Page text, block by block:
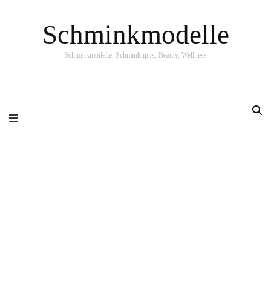
Schminkmodelle
Schminkmodelle, Schminktipps, Beauty, Wellness